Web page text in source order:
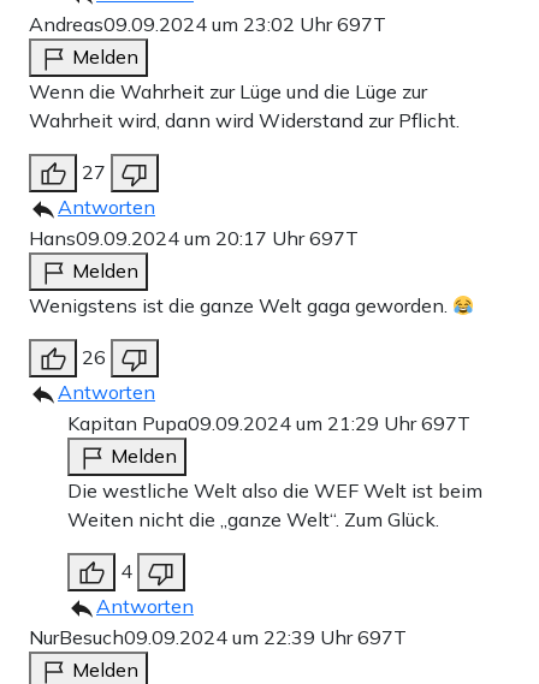
Andreas09.09.2024 um 23:02 Uhr697T
Melden
Wenn die Wahrheit zur Lüge und die Lüge zur
Wahrheit wird, dann wird Widerstand zur Pflicht.
27
Antworten
Hans09.09.2024 um 20:17 Uhr697T
Melden
Wenigstens ist die ganze Welt gaga geworden.
26
Antworten
Kapitan Pupa09.09.2024 um 21:29 Uhr697T
Melden
Die westliche Welt also die WEF Welt ist beim
Weiten nicht die „ganze Welt“. Zum Glück.
4
Antworten
NurBesuch09.09.2024 um 22:39 Uhr697T
Melden